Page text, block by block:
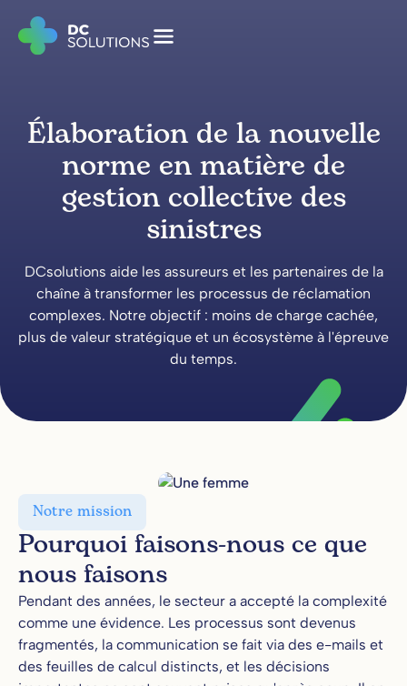
Élaboration de la nouvelle
norme en matière de
gestion collective des
sinistres
DCsolutions aide les assureurs et les partenaires de la
chaîne à transformer les processus de réclamation
complexes. Notre objectif : moins de charge cachée,
plus de valeur stratégique et un écosystème à l'épreuve
du temps.
Notre mission
Pourquoi faisons-nous ce que
nous faisons
Pendant des années, le secteur a accepté la complexité
comme une évidence. Les processus sont devenus
fragmentés, la communication se fait via des e-mails et
des feuilles de calcul distincts, et les décisions